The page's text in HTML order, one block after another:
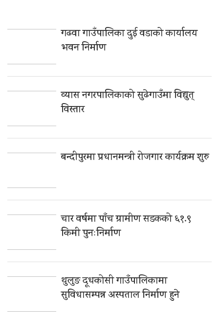
गढवा गाउँपालिका दुई वडाको कार्यालय
भवन निर्माण
व्यास नगरपालिकाको सुढेगाउँमा विद्युत्
विस्तार
बन्दीपुरमा प्रधानमन्त्री रोजगार कार्यक्रम शुरु
चार वर्षमा पाँच ग्रामीण सडकको ६१.९
किमी पुनःनिर्माण
थुलुङ दूधकोसी गाउँपालिकामा
सुविधासम्पन्न अस्पताल निर्माण हुने